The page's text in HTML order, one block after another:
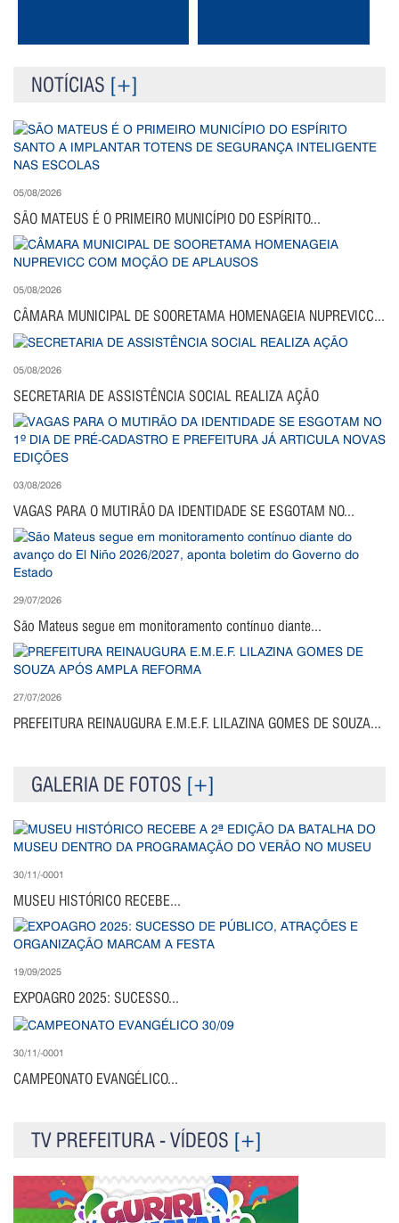
NOTÍCIAS [+]
05/08/2026
SÃO MATEUS É O PRIMEIRO MUNICÍPIO DO ESPÍRITO...
05/08/2026
CÂMARA MUNICIPAL DE SOORETAMA HOMENAGEIA NUPREVICC...
05/08/2026
SECRETARIA DE ASSISTÊNCIA SOCIAL REALIZA AÇÃO
03/08/2026
VAGAS PARA O MUTIRÃO DA IDENTIDADE SE ESGOTAM NO...
29/07/2026
São Mateus segue em monitoramento contínuo diante...
27/07/2026
PREFEITURA REINAUGURA E.M.E.F. LILAZINA GOMES DE SOUZA...
GALERIA DE FOTOS [+]
30/11/-0001
MUSEU HISTÓRICO RECEBE...
19/09/2025
EXPOAGRO 2025: SUCESSO...
30/11/-0001
CAMPEONATO EVANGÉLICO...
TV PREFEITURA - VÍDEOS [+]